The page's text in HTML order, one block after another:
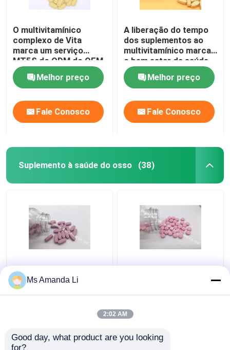
O multivitamínico
complexo de Vita
marca um serviço
MT5S do ODM do OEM
do suplemento
dietéticoMelhor preço
Fale Conosco
A liberação do tempo
dos suplementos ao
multivitamínico marca
o bem estar da saúde
geral um MT4E
dietéticoMelhor preço
Fale Conosco
Suplemento à saúde do osso (38)
O multi suplemento
mineral à saúde do
osso da tabuleta para
Suplementos dentais
Chewable da vitamina D
Ms Amanda Li
2:02 AM
Good day, what product are you looking
for?